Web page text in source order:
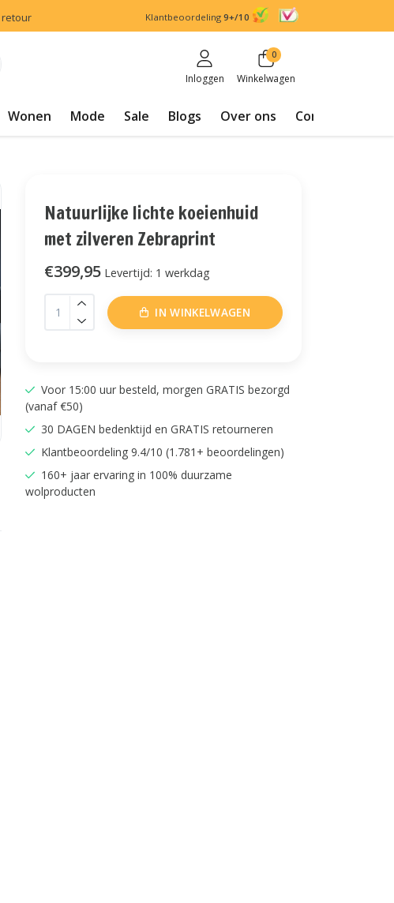
retour Klantbeoordeling 9+/10
Inloggen
0
Winkelwagen
Wonen Mode Sale Blogs Over ons Contact
Natuurlijke lichte koeienhuid
met zilveren Zebraprint
€399,95 Levertijd: 1 werkdag
IN WINKELWAGEN
Voor 15:00 uur besteld, morgen GRATIS bezorgd
(vanaf €50)
30 DAGEN bedenktijd en GRATIS retourneren
Klantbeoordeling 9.4/10 (1.781+ beoordelingen)
160+ jaar ervaring in 100% duurzame
wolproducten